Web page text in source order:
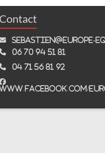
Contact
sebastien@europe-
06 70 94 51 81
04 71 56 81 92